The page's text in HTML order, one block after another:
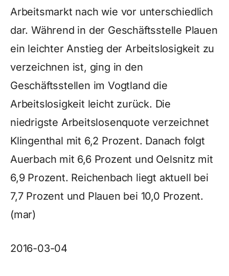
Arbeitsmarkt nach wie vor unterschiedlich
dar. Während in der Geschäftsstelle Plauen
ein leichter Anstieg der Arbeitslosigkeit zu
verzeichnen ist, ging in den
Geschäftsstellen im Vogtland die
Arbeitslosigkeit leicht zurück. Die
niedrigste Arbeitslosenquote verzeichnet
Klingenthal mit 6,2 Prozent. Danach folgt
Auerbach mit 6,6 Prozent und Oelsnitz mit
6,9 Prozent. Reichenbach liegt aktuell bei
7,7 Prozent und Plauen bei 10,0 Prozent.
(mar)
2016-03-04